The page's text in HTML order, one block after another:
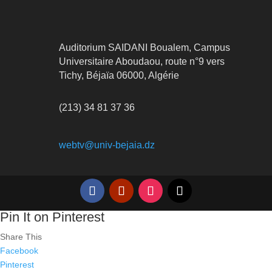
Auditorium SAIDANI Boualem, Campus
Universitaire Aboudaou, route n°9 vers
Tichy, Béjaïa 06000, Algérie
(213) 34 81 37 36
webtv@univ-bejaia.dz
Pin It on Pinterest
Share This
Facebook
Pinterest